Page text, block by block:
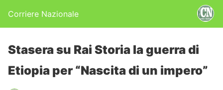
Corriere Nazionale
Stasera su Rai Storia la guerra di
Etiopia per “Nascita di un impero”